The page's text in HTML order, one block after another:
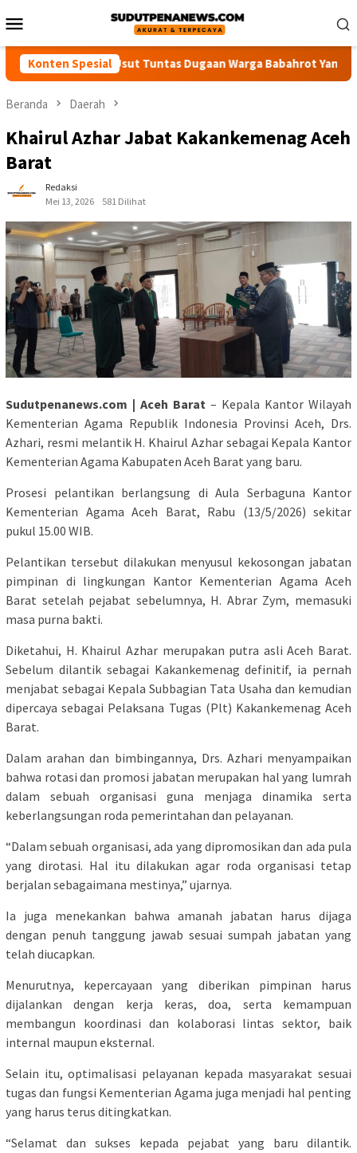
ke
Mobile
Konten Spesial
Polisi Usut Tuntas Dugaan Warga Babahrot Yang Hilang
Beranda Daerah
Khairul Azhar Jabat Kakankemenag Aceh
Barat
Redaksi
Mei 13, 2026
581 Dilihat
Sudutpenanews.com | Aceh Barat – Kepala Kantor Wilayah
Kementerian Agama Republik Indonesia Provinsi Aceh, Drs.
Azhari, resmi melantik H. Khairul Azhar sebagai Kepala Kantor
Kementerian Agama Kabupaten Aceh Barat yang baru.
Prosesi pelantikan berlangsung di Aula Serbaguna Kantor
Kementerian Agama Aceh Barat, Rabu (13/5/2026) sekitar
pukul 15.00 WIB.
Pelantikan tersebut dilakukan menyusul kekosongan jabatan
pimpinan di lingkungan Kantor Kementerian Agama Aceh
Barat setelah pejabat sebelumnya, H. Abrar Zym, memasuki
masa purna bakti.
Diketahui, H. Khairul Azhar merupakan putra asli Aceh Barat.
Sebelum dilantik sebagai Kakankemenag definitif, ia pernah
menjabat sebagai Kepala Subbagian Tata Usaha dan kemudian
dipercaya sebagai Pelaksana Tugas (Plt) Kakankemenag Aceh
Barat.
Dalam arahan dan bimbingannya, Drs. Azhari menyampaikan
bahwa rotasi dan promosi jabatan merupakan hal yang lumrah
dalam sebuah organisasi guna menjaga dinamika serta
keberlangsungan roda pemerintahan dan pelayanan.
“Dalam sebuah organisasi, ada yang dipromosikan dan ada pula
yang dirotasi. Hal itu dilakukan agar roda organisasi tetap
berjalan sebagaimana mestinya,” ujarnya.
Ia juga menekankan bahwa amanah jabatan harus dijaga
dengan penuh tanggung jawab sesuai sumpah jabatan yang
telah diucapkan.
Menurutnya, kepercayaan yang diberikan pimpinan harus
dijalankan dengan kerja keras, doa, serta kemampuan
membangun koordinasi dan kolaborasi lintas sektor, baik
internal maupun eksternal.
Selain itu, optimalisasi pelayanan kepada masyarakat sesuai
tugas dan fungsi Kementerian Agama juga menjadi hal penting
yang harus terus ditingkatkan.
“Selamat dan sukses kepada pejabat yang baru dilantik.